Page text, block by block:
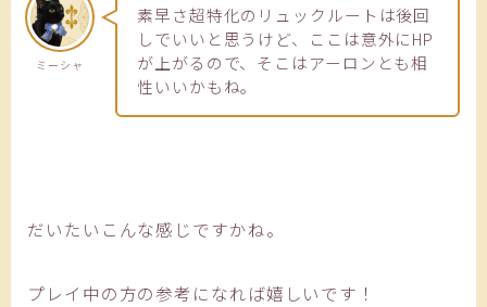
ミーシャ
素早さ超特化のリュックルートは後回
しでいいと思うけど、ここは意外にHP
が上がるので、そこはアーロンとも相
性いいかもね。
だいたいこんな感じですかね。
プレイ中の方の参考になれば嬉しいです！